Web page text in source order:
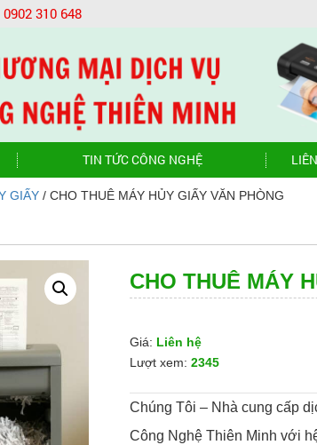
0902 310 648
TIN TỨC CÔNG NGHỆ
GIẤY / CHO THUÊ MÁY HỦY GIẤY VĂN PHÒNG
CHO THUÊ MÁY
Giá: Liên hệ
Lượt xem: 2345
Chúng Tôi – Nhà cung cấp
Công NghệThiên Minh với